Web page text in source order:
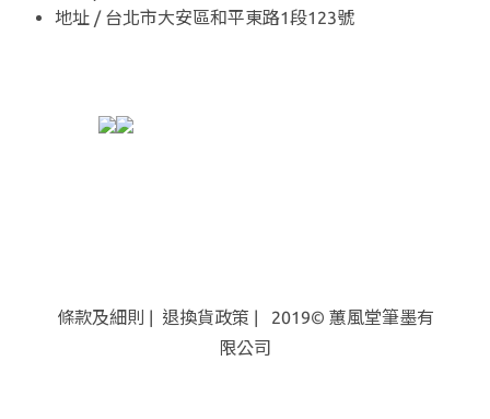
地址 / 台北市大安區和平東路1段123號
條款及細則 | 退換貨政策 | 2019© 蕙風堂筆墨有
限公司